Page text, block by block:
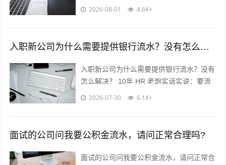
干货，不绕弯子！ 答案：分情况，但大概
2026-08-01 4.6K+
入职新公司为什么需要提供银行流水？没有怎么解决？
入职新公司为什么需要提供银行流水？没有
怎么解决？ 10年 HR 老炮实话实说：要流
水真不是公司故意刁难你！? 核心就3点：
2026-07-30 6.1K+
面试的公司问我要公积金流水，请问正常合理吗?
面试的公司问我要公积金流水，请问正常合